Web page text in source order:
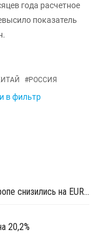
года расчетное
показатель
#РОССИЯ
в фильтр
Июньские контрактные цены АБС в Европе снизились на EUR110 за тонну
20,2%